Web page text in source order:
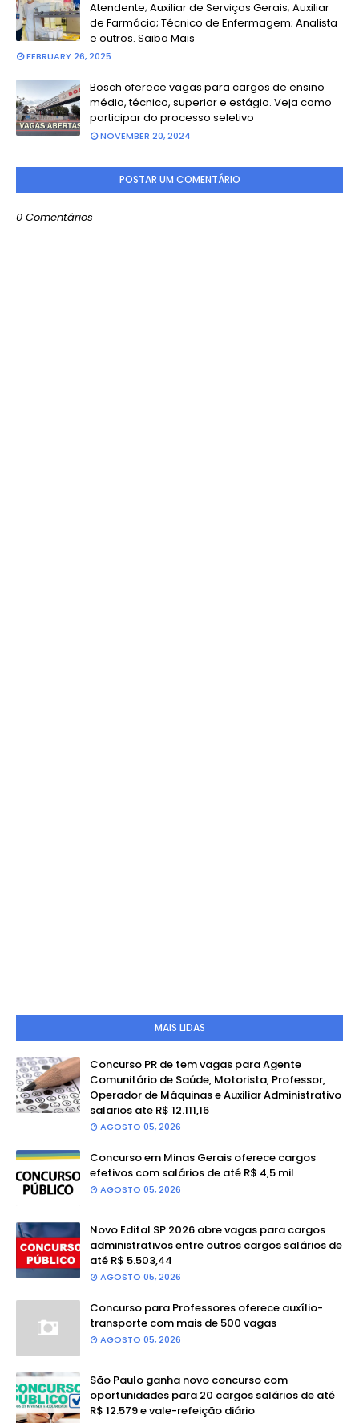
Atendente; Auxiliar de Serviços Gerais; Auxiliar
de Farmácia; Técnico de Enfermagem; Analista
e outros. Saiba Mais
FEBRUARY 26, 2025
Bosch oferece vagas para cargos de ensino
médio, técnico, superior e estágio. Veja como
participar do processo seletivo
NOVEMBER 20, 2024
POSTAR UM COMENTÁRIO
0 Comentários
MAIS LIDAS
Concurso PR de tem vagas para Agente
Comunitário de Saúde, Motorista, Professor,
Operador de Máquinas e Auxiliar Administrativo
salarios ate R$ 12.111,16
AGOSTO 05, 2026
Concurso em Minas Gerais oferece cargos
efetivos com salários de até R$ 4,5 mil
AGOSTO 05, 2026
Novo Edital SP 2026 abre vagas para cargos
administrativos entre outros cargos salários de
até R$ 5.503,44
AGOSTO 05, 2026
Concurso para Professores oferece auxílio-
transporte com mais de 500 vagas
AGOSTO 05, 2026
São Paulo ganha novo concurso com
oportunidades para 20 cargos salários de até
R$ 12.579 e vale-refeição diário